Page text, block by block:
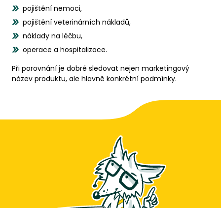
pojištění nemoci,
pojištění veterinárních nákladů,
náklady na léčbu,
operace a hospitalizace.
Při porovnání je dobré sledovat nejen marketingový
název produktu, ale hlavně konkrétní podmínky.